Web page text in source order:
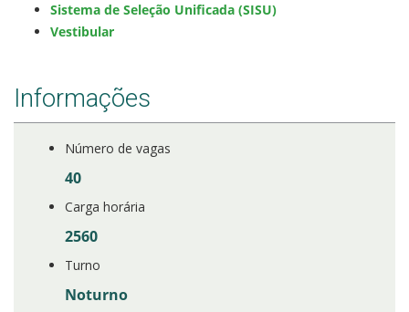
Sistema de Seleção Unificada (SISU)
Vestibular
Informações
Número de vagas
40
Carga horária
2560
Turno
Noturno